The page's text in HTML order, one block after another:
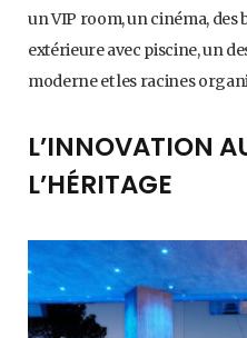
un VIP room, un cinéma, des
extérieure avec piscine, un
moderne et les racines
L’INNOVATION
L’HÉRITAGE